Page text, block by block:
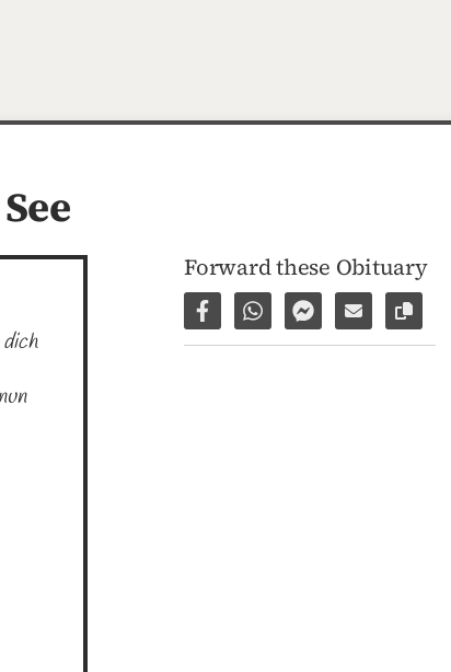
Forward these Obituary
Share on Facebook
Share via WhatsApp
Share viaShare via E-
Copy